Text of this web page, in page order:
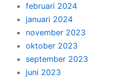
februari 2024
januari 2024
november 2023
oktober 2023
september 2023
juni 2023